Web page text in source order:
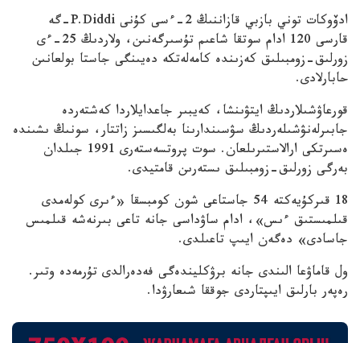
ادۆوكات توني بازبي قازاننىڭ 2-ءسى كۇنى P.Diddi-گە
قارسى 120 ادام سوتقا شاعىم تۇسىرگەنىن، ولاردىڭ 25-ءى
زورلىق-زومبىلىق كەزىندە كامەلەتكە دەيىنگى جاستا بولعانىن
حابارلادى.
قورعاۋشىلاردىڭ ايتۋىنشا، كەيبىر جاعدايلاردا كەشتەردە
جابىرلەنۋشىلەردىڭ سۋسىندارىنا بەلگىسىز زاتتار، سونىڭ ىشىندە
ەسىرتكى ارالاستىرىلعان. سوت پروتسەستەرى 1991 جىلدان
بەرگى زورلىق-زومبىلىق ىستەرىن قامتيدى.
18 قىركۇيەكتە 54 جاستاعى شون كومبسقا «ءىرى كولەمدى
قىلمىستىق ءىس»، ادام ساۋداسى جانە تاعى بىرنەشە قىلمىس
جاسادى» دەگەن ايىپ تاعىلدى.
ول قاماۋعا الىندى جانە برۋكليندەگى فەدەرالدى تۇرمەدە وتىر.
رەپەر بارلىق ايىپتاردى جوققا شىعارۋدا.